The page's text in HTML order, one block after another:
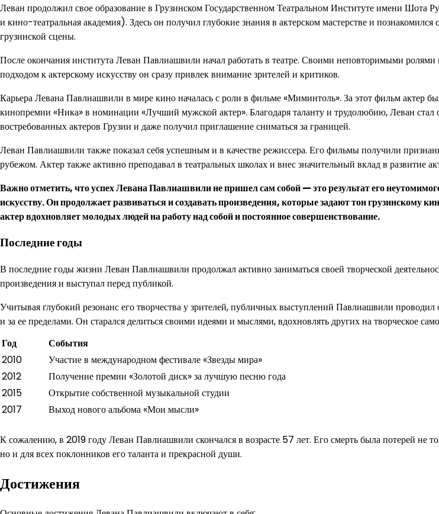
Леван продолжил свое образование в Грузинском Государственном Театральном Институте имени Шота
и кино-театральная академия). Здесь он получил глубокие знания в актерском мастерстве и
грузинской сцены.
После окончания института Леван Павлиашвили начал работать в театре. Своими неповторимыми
подходом к актерскому искусству он сразу привлек внимание зрителей и критиков.
Карьера Левана Павлиашвили в мире кино началась с роли в фильме «Миминтоль». За этот фильм актер
кинопремии «Ника» в номинации «Лучший мужской актер». Благодаря таланту и трудолюбию, Леван
востребованных актеров Грузии и даже получил приглашение сниматься за границей.
Леван Павлиашвили также показал себя успешным и в качестве режиссера. Его фильмы получили
рубежом. Актер также активно преподавал в театральных школах и внес значительный вклад в развитие
Важно отметить, что успех Левана Павлиашвили не пришел сам собой — это результат его
искусству. Он продолжает развиваться и создавать произведения, которые задают тон грузинскому
актер вдохновляет молодых людей на работу над собой и постоянное совершенствование.
Последние годы
В последние годы жизни Леван Павлиашвили продолжал активно заниматься своей творческой
произведения и выступал перед публикой.
Учитывая глубокий резонанс его творчества у зрителей, публичных выступлений Павлиашвили проводил
и за ее пределами. Он старался делиться своими идеями и мыслями, вдохновлять других на творческое
Год
События
2010
Участие в международном фестивале «Звезды мира»
2012
Получение премии «Золотой диск» за лучшую песню года
2015
Открытие собственной музыкальной студии
2017
Выход нового альбома «Мои мысли»
К сожалению, в 2019 году Леван Павлиашвили скончался в возрасте 57 лет. Его смерть была потерей не
но и для всех поклонников его таланта и прекрасной души.
Достижения